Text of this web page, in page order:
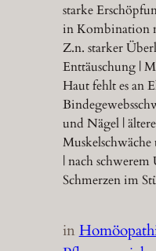
starke
in Kombination
Z.n. starker
Enttäuschung |
Haut fehlt es an
und Nägel |
| nach
Schmerzen im
in